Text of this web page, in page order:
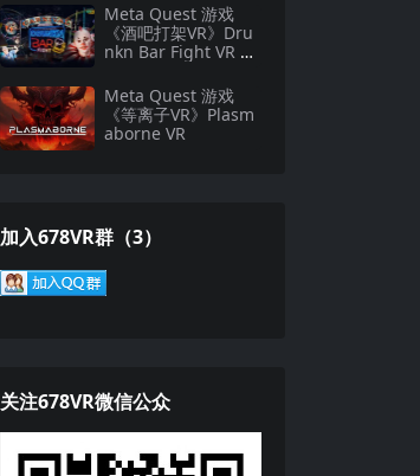
Meta Quest 游戏
《酒吧打架VR》Dru
nkn Bar Fight VR 游
Meta Quest 游戏
《等离子VR》Plasm
aborne VR
加入678VR群（3）
关注678VR微信公众